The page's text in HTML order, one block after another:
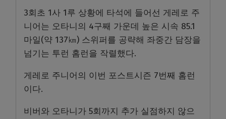
3회초 1사 1루 상황에 타석에 들어선 게레로 주
니어는 오타니의 4구째 가운데 높은 시속 85.1
마일(약 137㎞) 스위퍼를 공략해 좌중간 담장을
넘기는 투런 홈런을 작렬했다.
게레로 주니어의 이번 포스트시즌 7번째 홈런
이다.
비버와 오타니가 5회까지 추가 실점하지 않으